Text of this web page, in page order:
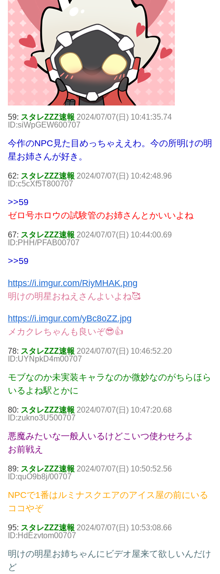
59: スタレZZZ速報 2024/07/07(日) 10:41:35.74
ID:siWpGEW600707
今作のNPC見た目めっちゃええわ。今の所明けの明
星お姉さんが好き。
62: スタレZZZ速報 2024/07/07(日) 10:42:48.96
ID:c5cXf5T800707
>>59
ゼロ号ホロウの試験管のお姉さんとかいいよね
67: スタレZZZ速報 2024/07/07(日) 10:44:00.69
ID:PHH/PFAB00707
>>59
https://i.imgur.com/RiyMHAK.png
明けの明星おねえさんよいよね🥰
https://i.imgur.com/yBc8oZZ.jpg
メカクレちゃんも良いぞ😎👍
78: スタレZZZ速報 2024/07/07(日) 10:46:52.20
ID:UYNpkD4m00707
モブなのか未実装キャラなのか微妙なのがちらほら
いるよね駅とかに
80: スタレZZZ速報 2024/07/07(日) 10:47:20.68
ID:zukno3U500707
悪魔みたいな一般人いるけどこいつ使わせろよ
お前戦え
89: スタレZZZ速報 2024/07/07(日) 10:50:52.56
ID:quO9b8j/00707
NPCで1番はルミナスクエアのアイス屋の前にいる
ココやぞ
95: スタレZZZ速報 2024/07/07(日) 10:53:08.66
ID:HdEzvtom00707
明けの明星お姉ちゃんにビデオ屋来て欲しいんだけ
ど